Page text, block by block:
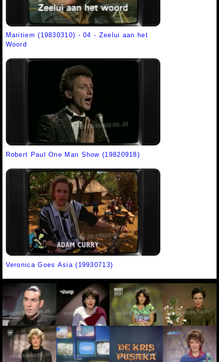
Maritiem (19830310) - 04 - Zeelui aan het
Woord
Robert Paul One Man Show (19820918)
Veronica Goes Asia (19930713)